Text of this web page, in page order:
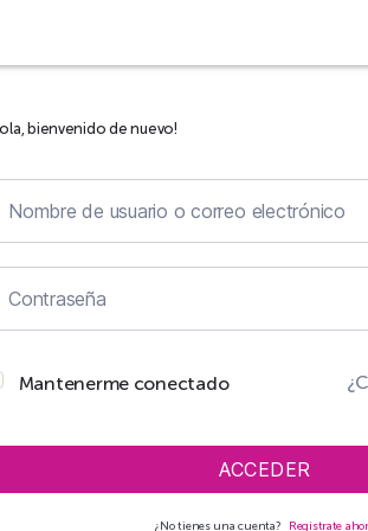
bienvenido de nuevo!
Mantenerme conectado
ACCEDER
¿No tienes una cuenta? Regístrate